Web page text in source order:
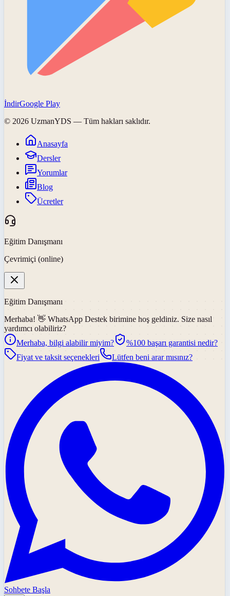
İndirGoogle Play
© 2026 UzmanYDS — Tüm hakları saklıdır.
Anasayfa
Dersler
Yorumlar
Blog
Ücretler
Eğitim Danışmanı
Çevrimiçi (online)
Eğitim Danışmanı
Merhaba! 👋 WhatsApp Destek birimine hoş geldiniz. Size nasıl
yardımcı olabiliriz?
Merhaba, bilgi alabilir miyim?
%100 başarı garantisi nedir?
Fiyat ve taksit seçenekleri
Lütfen beni arar mısınız?
Sohbete Başla